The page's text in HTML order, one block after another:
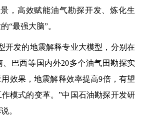
，高效赋能油气勘探开发、炼化生
“最强大脑”。
发的地震解释专业大模型，分别在
巴西等国内外20多个油气田勘探实
效果，地震解释效率提高9倍，有望
模式的变革。”中国石油勘探开发研
。